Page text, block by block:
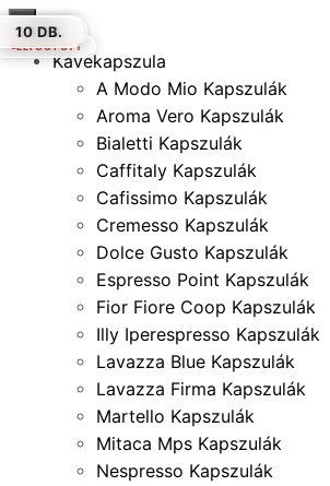
×
Kávékapszula
A Modo Mio Kapszulák
Aroma Vero Kapszulák
Bialetti Kapszulák
Caffitaly Kapszulák
Cafissimo Kapszulák
Cremesso Kapszulák
Dolce Gusto Kapszulák
Espresso Point Kapszulák
Fior Fiore Coop Kapszulák
Illy Iperespresso Kapszulák
Lavazza Blue Kapszulák
Lavazza Firma Kapszulák
Martello Kapszulák
Mitaca Mps Kapszulák
Nespresso Kapszulák
10 DB.
100 DB.
10 DB.
ELFOGYOTT
10 DB.
10 DB.
ELFOGYOTT
30 DB.
10 DB.